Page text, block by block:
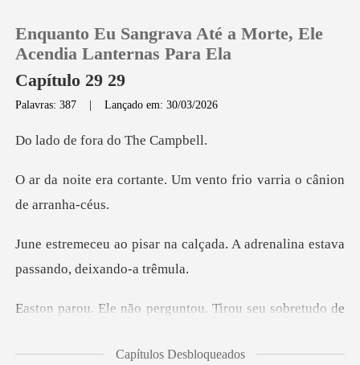
Histórico
Baixar App
Enquanto Eu Sangrava Até a Morte, Ele
Acendia Lanternas Para Ela
Capítulo 29 29
Palavras: 387 |Lançado em: 30/03/2026
fora do T
te. Um vento frio varria
calçada. A adrenalina estava
perguntou. Tirou seu
Capítulos Desbloqueados